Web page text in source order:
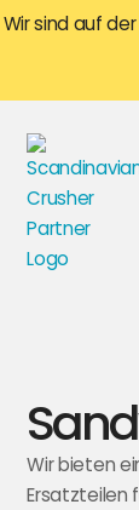
Wir sind auf
Wir bieten
Ersatzteilen